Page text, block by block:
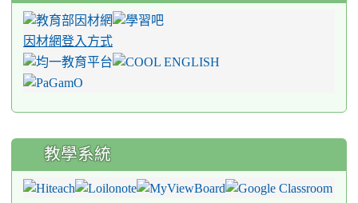
因材網登入方式
教學系統